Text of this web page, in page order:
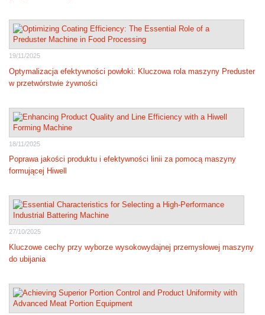
19/11/2025
Optymalizacja efektywności powłoki: Kluczowa rola maszyny Preduster
w przetwórstwie żywności
18/11/2025
Poprawa jakości produktu i efektywności linii za pomocą maszyny
formującej Hiwell
27/10/2025
Kluczowe cechy przy wyborze wysokowydajnej przemysłowej maszyny
do ubijania